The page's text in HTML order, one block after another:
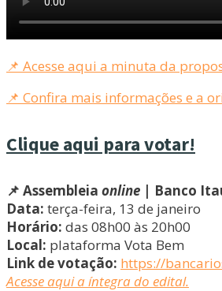
📌 Acesse aqui a minuta da
📌 Confira mais informações e a
Clique aqui para votar!
📌 Assembleia online | Banco
Data: terça-feira, 13 de janeiro
Horário: das 08h00 às 20h00
Local: plataforma Vota Bem
Link de votação: https://
Acesse aqui a íntegra do edital.